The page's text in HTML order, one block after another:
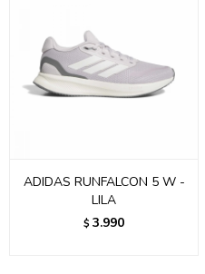
ADIDAS RUNFALCON 5 W -
LILA
$ 3.990